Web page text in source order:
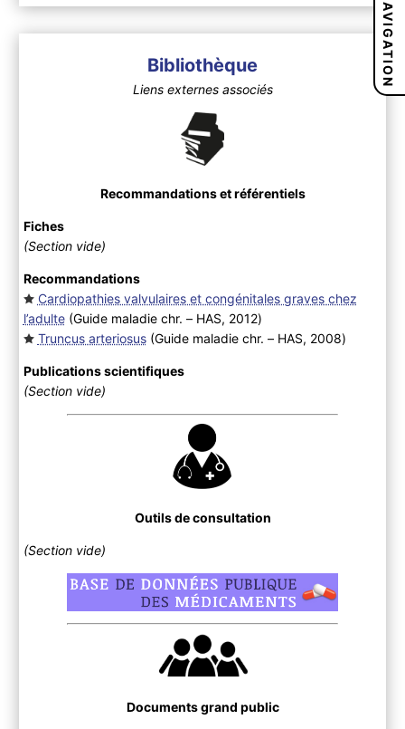
Bibliothèque
Liens externes associés
Recommandations et référentiels
Fiches
(Section vide)
Recommandations
Cardiopathies valvulaires et congénitales graves chez
l’adulte(Guide maladie chr. – HAS, 2012)
Truncus arteriosus(Guide maladie chr. – HAS, 2008)
Publications scientifiques
(Section vide)
Outils de consultation
(Section vide)
Documents grand public
NAVIGATION